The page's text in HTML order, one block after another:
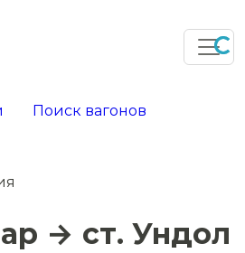
Поиск вагонов
→ ст. Ундол